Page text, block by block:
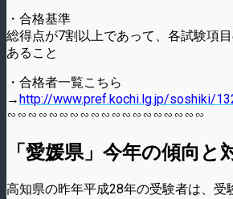
・合格基準
総得点が7割以上であって、各試験項
あること
・合格者一覧こちら
→http://www.pref.kochi.lg.jp/soshiki/
∽∽∽∽∽∽∽∽∽∽∽∽∽∽∽∽∽∽∽
「愛媛県」今年の傾向と
高知県の昨年平成28年の受験者は、受